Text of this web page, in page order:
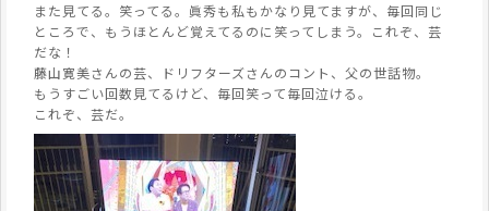
また見てる。笑ってる。眞秀も私もかなり見てますが、毎回同じ
ところで、もうほとんど覚えてるのに笑ってしまう。これぞ、芸
だな！
藤山寛美さんの芸、ドリフターズさんのコント、父の世話物。
もうすごい回数見てるけど、毎回笑って毎回泣ける。
これぞ、芸だ。